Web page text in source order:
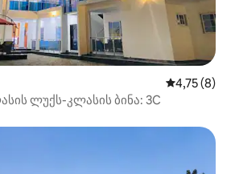
საშუალო
4,75 (8)
ლუქს-კლასის ბინა: 3C